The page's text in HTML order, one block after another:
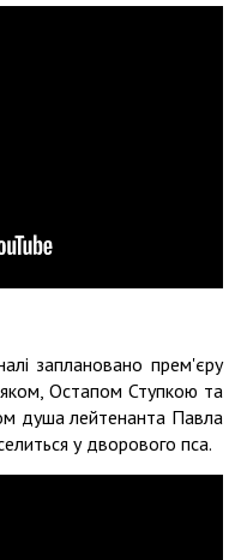
заплановано прем'єру
Остапом Ступкою та
душа лейтенанта Павла
у дворового пса.